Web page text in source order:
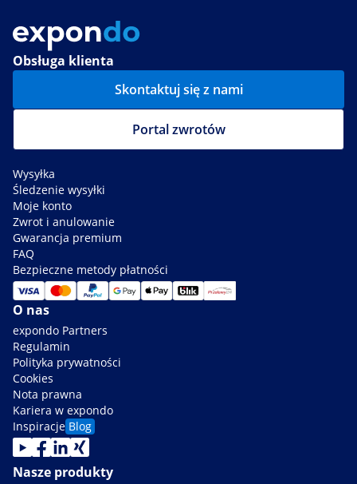
Obsługa klienta
Skontaktuj się z nami
Portal zwrotów
Wysyłka
Śledzenie wysyłki
Moje konto
Zwrot i anulowanie
Gwarancja premium
FAQ
Bezpieczne metody płatności
O nas
expondo Partners
Regulamin
Polityka prywatności
Cookies
Nota prawna
Kariera w expondo
Inspiracje Blog
Nasze produkty